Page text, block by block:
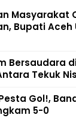
Masyarakat
Bupati Aceh
Bersaudara
Tekuk
Gol!,
5-0